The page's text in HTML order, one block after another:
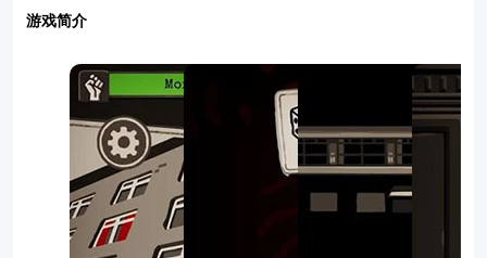
游戏简介